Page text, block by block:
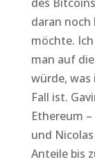
daran
möchte.
man auf
würde,
Fall ist.
Ethereum
und
Anteile bis